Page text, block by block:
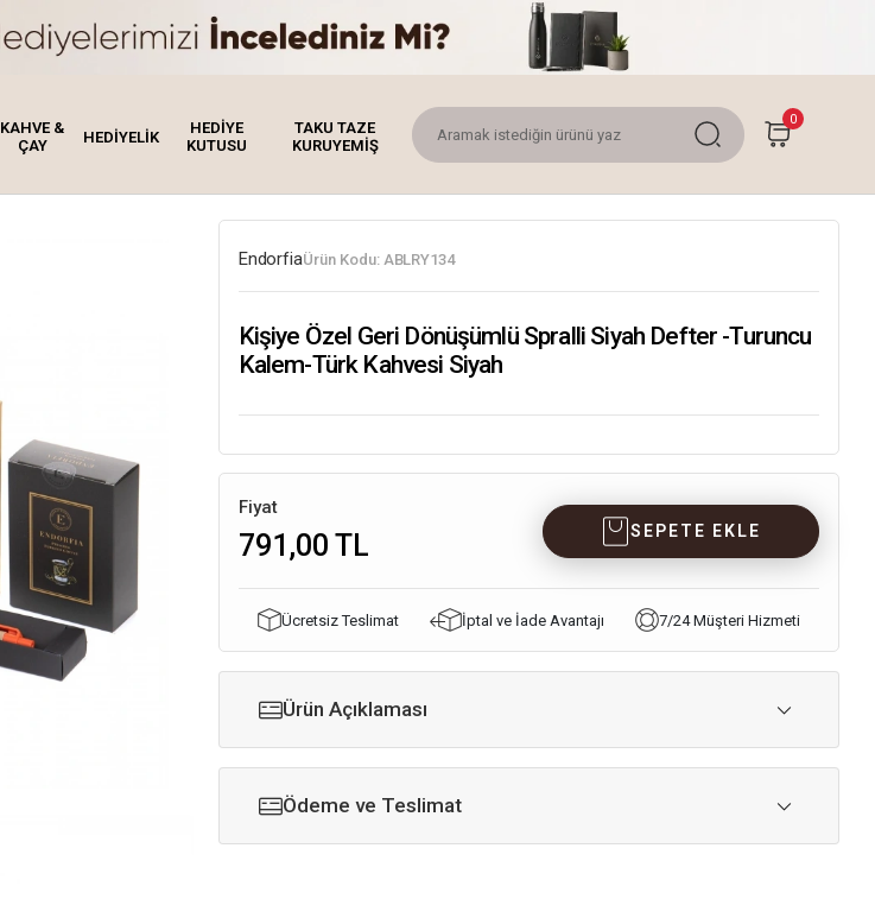
KAHVE &
ÇAY
HEDİYELİK
HEDİYE
KUTUSU
TAKU TAZE
KURUYEMİŞ
0
EndorfiaÜrün Kodu: ABLRY134
Kişiye Özel Geri Dönüşümlü Spralli Siyah Defter -Turuncu
Kalem-Türk Kahvesi Siyah
Fiyat
791,00 TL SEPETE EKLE
Ücretsiz Teslimat İptal ve İade Avantajı 7/24 Müşteri Hizmeti
Ürün Açıklaması
Ödeme ve Teslimat